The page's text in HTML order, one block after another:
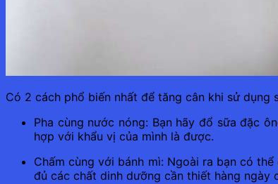
Có 2 cách phổ biến nhất để tăng cân khi sử dụng
Pha cùng nước nóng: Bạn hãy đổ sữa đặc
hợp với khẩu vị của mình là được.
Chấm cùng với bánh mì: Ngoài ra bạn có
đủ các chất dinh dưỡng cần thiết hàng ngày